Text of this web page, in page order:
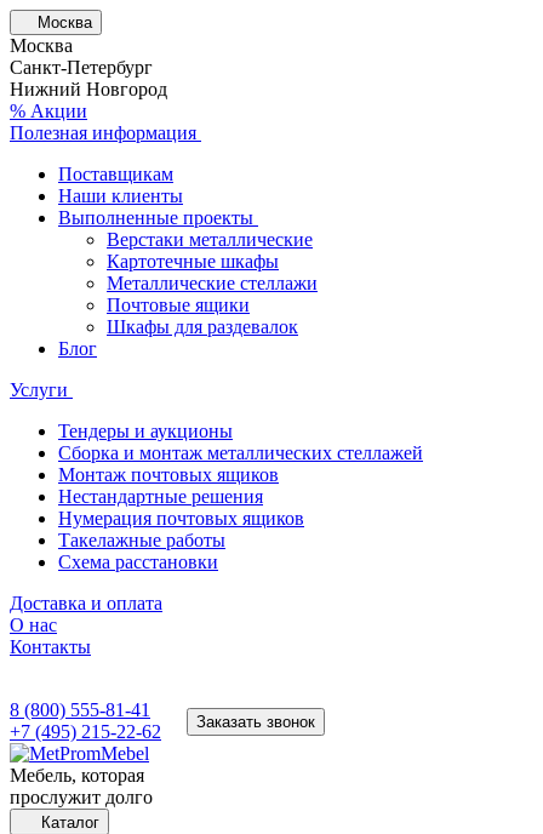
Москва
Москва
Санкт-Петербург
Нижний Новгород
% Акции
Полезная информация
Поставщикам
Наши клиенты
Выполненные проекты
Верстаки металлические
Картотечные шкафы
Металлические стеллажи
Почтовые ящики
Шкафы для раздевалок
Блог
Услуги
Тендеры и аукционы
Сборка и монтаж металлических стеллажей
Монтаж почтовых ящиков
Нестандартные решения
Нумерация почтовых ящиков
Такелажные работы
Схема расстановки
Доставка и оплата
О нас
Контакты
8 (800) 555-81-41
+7 (495) 215-22-62
Заказать звонок
Мебель, которая
прослужит долго
Каталог